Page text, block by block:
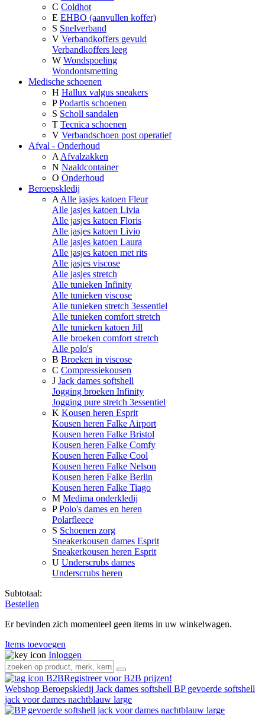
C Coldhot
E EHBO (aanvullen koffer)
S Snelverband
V Verbandkoffers gevuld
Verbandkoffers leeg
W Wondspoeling
Wondontsmetting
Medische schoenen
H Hallux valgus sneakers
P Podartis schoenen
S Scholl sandalen
T Tecnica schoenen
V Verbandschoen post operatief
Afval - Onderhoud
A Afvalzakken
N Naaldcontainer
O Onderhoud
Beroepskledij
A Alle jasjes katoen Fleur
Alle jasjes katoen Livia
Alle jasjes katoen Floris
Alle jasjes katoen Livio
Alle jasjes katoen Laura
Alle jasjes katoen met rits
Alle jasjes viscose
Alle jasjes stretch
Alle tunieken Infinity
Alle tunieken viscose
Alle tunieken stretch 3essentiel
Alle tunieken comfort stretch
Alle tunieken katoen Jill
Alle broeken comfort stretch
Alle polo's
B Broeken in viscose
C Compressiekousen
J Jack dames softshell
Jogging broeken Infinity
Jogging pure stretch 3essentiel
K Kousen heren Esprit
Kousen heren Falke Airport
Kousen heren Falke Bristol
Kousen heren Falke Comfy
Kousen heren Falke Cool
Kousen heren Falke Nelson
Kousen heren Falke Berlin
Kousen heren Falke Tiago
M Medima onderkledij
P Polo's dames en heren
Polarfleece
S Schoenen zorg
Sneakerkousen dames Esprit
Sneakerkousen heren Esprit
U Underscrubs dames
Underscrubs heren
Subtotaal:
Bestellen
Er bevinden zich momenteel geen items in uw winkelwagen.
Items toevoegen
Inloggen
Registreer voor B2B prijzen!
Webshop Beroepskledij Jack dames softshell BP gevoerde softshell
jack voor dames nachtblauw large